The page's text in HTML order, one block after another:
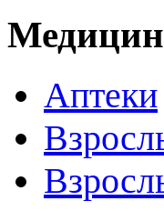
Аптеки